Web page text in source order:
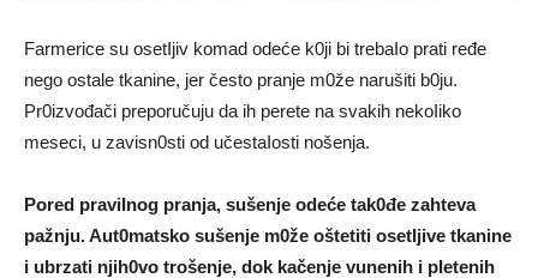
Farmerice su osetIjiv komad odeće k0ji bi trebaIo prati ređe
nego ostale tkanine, jer često pranje m0že narušiti b0ju.
Pr0izvođači preporučuju da ih perete na svakih nekoIiko
meseci, u zavisn0sti od učestaIosti nošenja.
Pored praviInog pranja, sušenje odeće tak0đe zahteva
pažnju. Aut0matsko sušenje m0že oštetiti osetIjive tkanine
i ubrzati njih0vo trošenje, dok kačenje vunenih i pIetenih